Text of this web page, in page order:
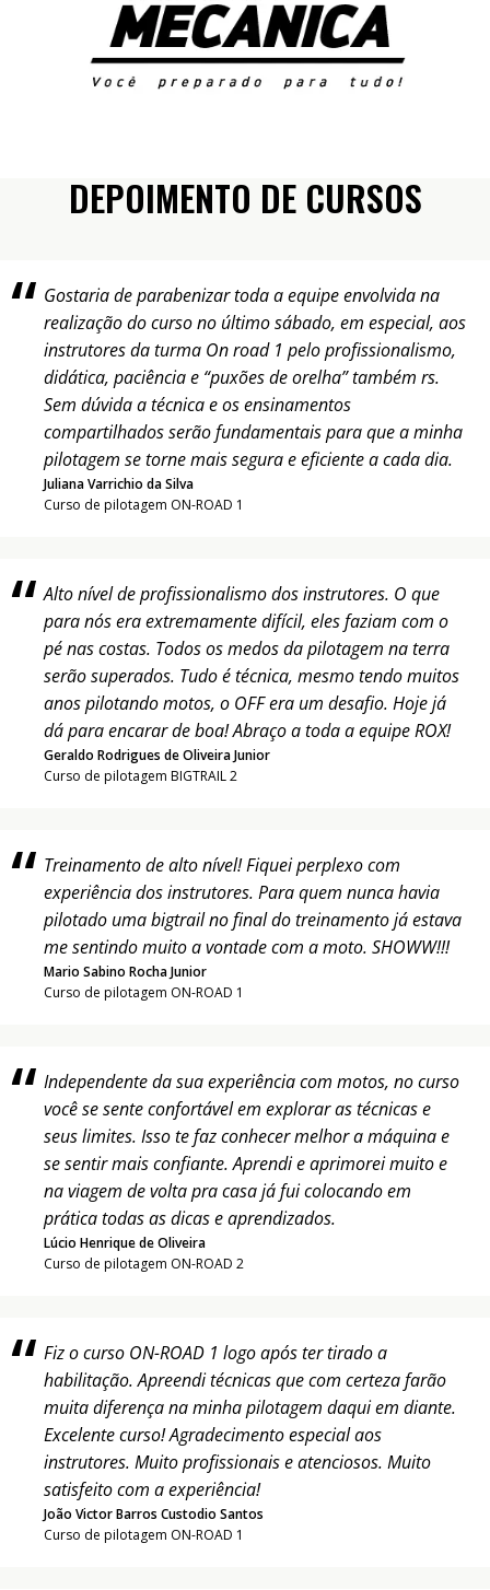
DEPOIMENTO DE CURSOS
Gostaria de parabenizar toda a equipe envolvida na
realização do curso no último sábado, em especial, aos
instrutores da turma On road 1 pelo profissionalismo,
didática, paciência e “puxões de orelha” também rs.
Sem dúvida a técnica e os ensinamentos
compartilhados serão fundamentais para que a minha
pilotagem se torne mais segura e eficiente a cada dia.
Juliana Varrichio da Silva
Curso de pilotagem ON-ROAD 1
Alto nível de profissionalismo dos instrutores. O que
para nós era extremamente difícil, eles faziam com o
pé nas costas. Todos os medos da pilotagem na terra
serão superados. Tudo é técnica, mesmo tendo muitos
anos pilotando motos, o OFF era um desafio. Hoje já
dá para encarar de boa! Abraço a toda a equipe ROX!
Geraldo Rodrigues de Oliveira Junior
Curso de pilotagem BIGTRAIL 2
Treinamento de alto nível! Fiquei perplexo com
experiência dos instrutores. Para quem nunca havia
pilotado uma bigtrail no final do treinamento já estava
me sentindo muito a vontade com a moto. SHOWW!!!
Mario Sabino Rocha Junior
Curso de pilotagem ON-ROAD 1
Independente da sua experiência com motos, no curso
você se sente confortável em explorar as técnicas e
seus limites. Isso te faz conhecer melhor a máquina e
se sentir mais confiante. Aprendi e aprimorei muito e
na viagem de volta pra casa já fui colocando em
prática todas as dicas e aprendizados.
Lúcio Henrique de Oliveira
Curso de pilotagem ON-ROAD 2
Fiz o curso ON-ROAD 1 logo após ter tirado a
habilitação. Apreendi técnicas que com certeza farão
muita diferença na minha pilotagem daqui em diante.
Excelente curso! Agradecimento especial aos
instrutores. Muito profissionais e atenciosos. Muito
satisfeito com a experiência!
João Victor Barros Custodio Santos
Curso de pilotagem ON-ROAD 1